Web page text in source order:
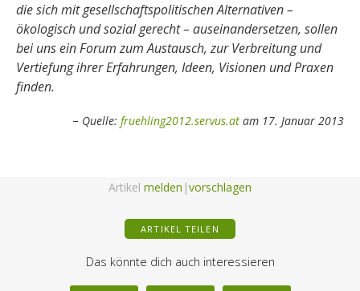
die sich mit gesellschaftspolitischen Alternativen –
ökologisch und sozial gerecht – auseinandersetzen, sollen
bei uns ein Forum zum Austausch, zur Verbreitung und
Vertiefung ihrer Erfahrungen, Ideen, Visionen und Praxen
finden.
Quelle: fruehling2012.servus.at am 17. Januar 2013
Artikel melden |vorschlagen
ARTIKEL TEILEN
Das könnte dich auch interessieren